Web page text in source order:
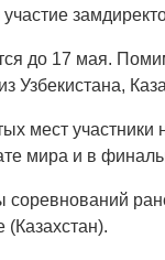
до 17 мая.
Узбекистана,
мест
мира и в
(Казахстан).